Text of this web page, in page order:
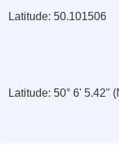
Latitude: 50.101506
Latitude: 50° 6' 5.42''